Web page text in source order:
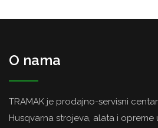
O nama
TRAMAK je prodajno-servisni
Husqvarna strojeva, alata i opreme